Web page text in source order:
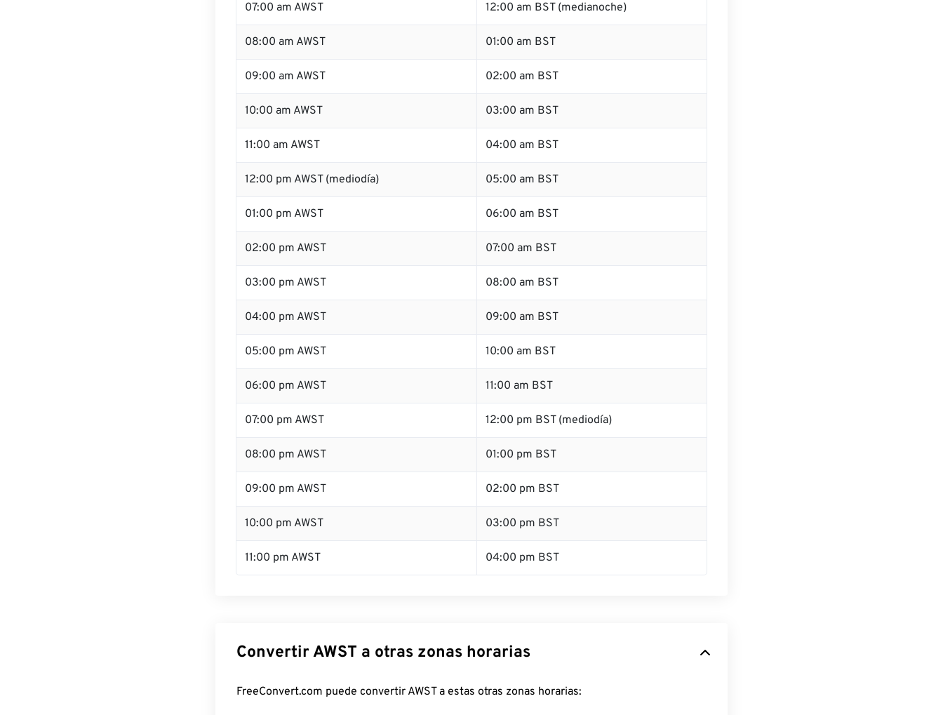
07:00 am AWST 12:00 am BST (medianoche)
08:00 am AWST 01:00 am BST
09:00 am AWST 02:00 am BST
10:00 am AWST 03:00 am BST
11:00 am AWST 04:00 am BST
12:00 pm AWST (mediodía) 05:00 am BST
01:00 pm AWST 06:00 am BST
02:00 pm AWST 07:00 am BST
03:00 pm AWST 08:00 am BST
04:00 pm AWST 09:00 am BST
05:00 pm AWST 10:00 am BST
06:00 pm AWST 11:00 am BST
07:00 pm AWST 12:00 pm BST (mediodía)
08:00 pm AWST 01:00 pm BST
09:00 pm AWST 02:00 pm BST
10:00 pm AWST 03:00 pm BST
11:00 pm AWST 04:00 pm BST
Convertir AWST a otras zonas horarias
FreeConvert.com puede convertir AWST a estas otras zonas horarias: